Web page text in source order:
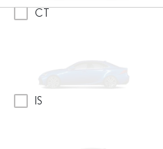
CT
IS